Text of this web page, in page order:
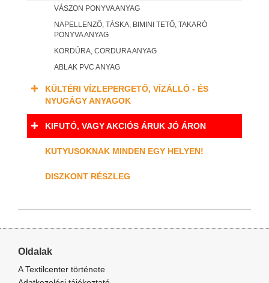
VÁSZON PONYVA ANYAG
NAPELLENZŐ, TÁSKA, BIMINI TETŐ, TAKARÓ
PONYVA ANYAG
KORDÚRA, CORDURA ANYAG
ABLAK PVC ANYAG
KÜLTÉRI VÍZLEPERGETŐ, VÍZÁLLÓ - ÉS
NYUGÁGY ANYAGOK
KIFUTÓ, VAGY AKCIÓS ÁRUK JÓ ÁRON
KUTYUSOKNAK MINDEN EGY HELYEN!
DISZKONT RÉSZLEG
Oldalak
A Textilcenter története